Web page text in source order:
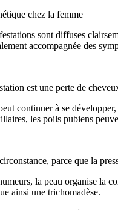
chez la femme
sont diffuses
accompagnée des
est une perte de
continuer à se
les poils pubiens
parce que la
la peau organise la
ainsi une trichomadèse.